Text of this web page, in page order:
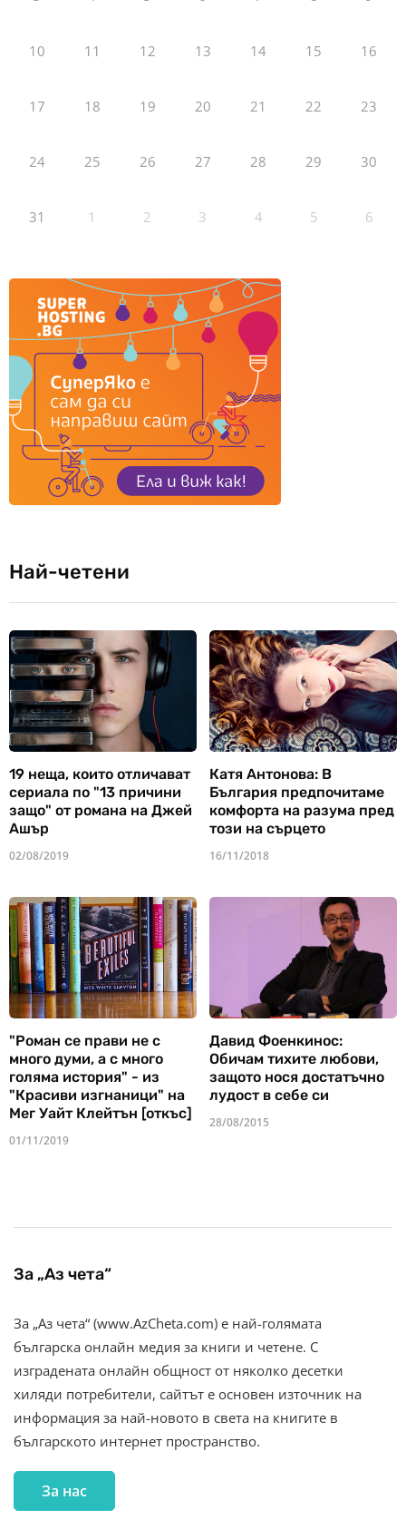
10 11 12 13 14 15 16
17 18 19 20 21 22 23
24 25 26 27 28 29 30
31 1 2 3 4 5 6
Най-четени
19 неща, които отличават
сериала по "13 причини
защо" от романа на Джей
Ашър
02/08/2019
Катя Антонова: В
България предпочитаме
комфорта на разума пред
този на сърцето
16/11/2018
"Роман се прави не с
много думи, а с много
голяма история" - из
"Красиви изгнаници" на
Мег Уайт Клейтън [откъс]
01/11/2019
Давид Фоенкинос:
Обичам тихите любови,
защото нося достатъчно
лудост в себе си
28/08/2015
За „Аз чета“
За „Аз чета“ (www.AzCheta.com) е най-голямата
българска онлайн медия за книги и четене. С
изградената онлайн общност от няколко десетки
хиляди потребители, сайтът е основен източник на
информация за най-новото в света на книгите в
българското интернет пространство.
За нас